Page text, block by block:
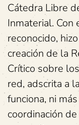
Cátedra Libre
Inmaterial.
reconocido,
creación de la
Crítico sobre
red, adscrita a
funciona, ni
coordinación